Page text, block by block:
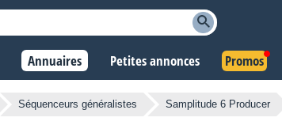
Annuaires Petites annonces Promos
Séquenceurs généralistes Samplitude 6 Producer